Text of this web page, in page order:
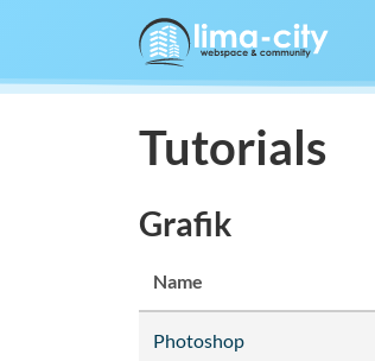
Tutorials
Grafik
Name
Photoshop